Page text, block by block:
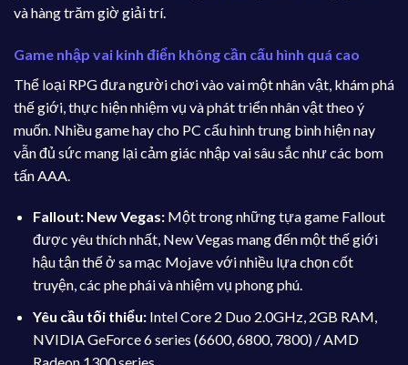
và hàng trăm giờ giải trí.
Game nhập vai kinh điển không cần cấu hình quá cao
Thể loại RPG đưa người chơi vào vai một nhân vật, khám phá
thế giới, thực hiện nhiệm vụ và phát triển nhân vật theo ý
muốn. Nhiều game hay cho PC cấu hình trung bình hiện nay
vẫn đủ sức mang lại cảm giác nhập vai sâu sắc như các bom
tấn AAA.
Fallout: New Vegas:Một trong những tựa game Fallout
được yêu thích nhất, New Vegas mang đến một thế giới
hậu tận thế ở sa mạc Mojave với nhiều lựa chọn cốt
truyện, các phe phái và nhiệm vụ phong phú.
Yêu cầu tối thiểu:Intel Core 2 Duo 2.0GHz, 2GB RAM,
NVIDIA GeForce 6 series (6600, 6800, 7800) / AMD